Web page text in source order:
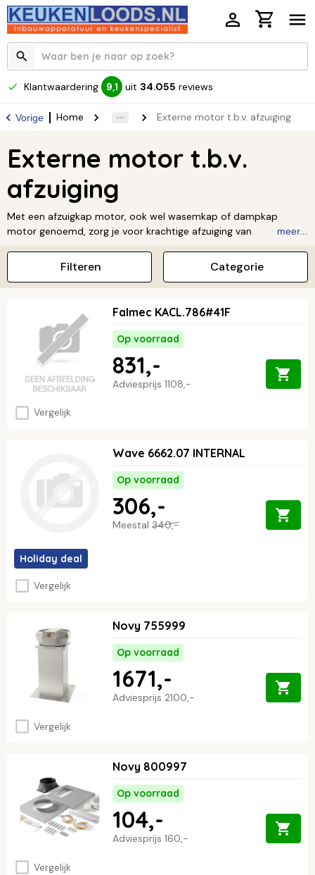
Klantwaardering 9,1 uit 34.055 reviews
Vorige Home Externe motor t.b.v. afzuiging
Externe motor t.b.v.
afzuiging
Met een afzuigkap motor, ook wel wasemkap of dampkap
motor genoemd, zorg je voor krachtige afzuiging van
uitgebreid aanbod motoren en accessoires, zoals gevelmotoren,
externe motorunits, recirculatie motoren, binnenmotoren, kanaal
motoren, buitenmuur motoren, platdak motoren, plintmotoren
en meer. Zo kies je altijd de motor die perfect past bij jouw
keuken en afzuigsysteem. Voor meer informatie of wil je
telefonisch bestellen, bel dan met0226-355340
meer...
Categorie
Filteren
Vergelijk
Falmec KACL.786#41F
Op voorraad
Adviesprijs 1108,-
831,-
Holiday deal
Vergelijk
Wave 6662.07 INTERNAL
Op voorraad
Meestal 340,-
306,-
Vergelijk
Novy 755999
Op voorraad
Adviesprijs 2100,-
1671,-
Vergelijk
Novy 800997
Op voorraad
Adviesprijs 160,-
104,-